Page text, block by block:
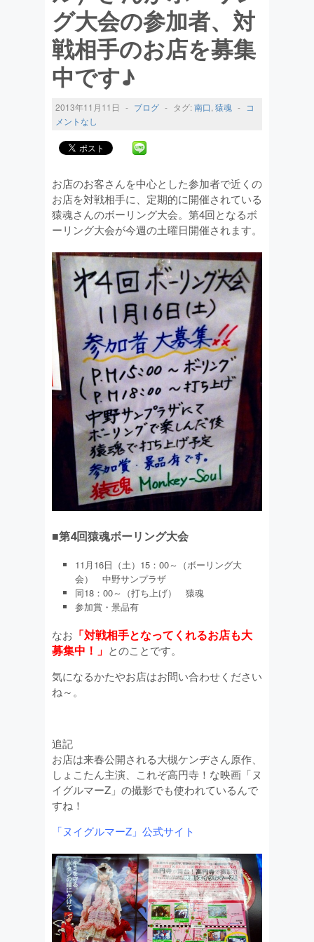
グ大会の参加者、対
戦相手のお店を募集
中です♪
2013年11月11日 - ブログ - タグ:南口, 猿魂 - コ
メントなし
お店のお客さんを中心とした参加者で近くの
お店を対戦相手に、定期的に開催されている
猿魂さんのボーリング大会。第4回となるボ
ーリング大会が今週の土曜日開催されます。
■第4回猿魂ボーリング大会
11月16日（土）15：00～（ボーリング大
会） 中野サンプラザ
同18：00～（打ち上げ） 猿魂
参加賞・景品有
なお 「対戦相手となってくれるお店も大
募集中！」 とのことです。
気になるかたやお店はお問い合わせください
ね～。
追記
お店は来春公開される大槻ケンヂさん原作、
しょこたん主演、これぞ高円寺！な映画「ヌ
イグルマーZ」の撮影でも使われているんで
すね！
「ヌイグルマーZ」公式サイト